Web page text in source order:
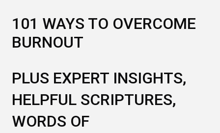
101 WAYS TO OVERCOME
BURNOUT
PLUS EXPERT INSIGHTS,
HELPFUL SCRIPTURES,
WORDS OF